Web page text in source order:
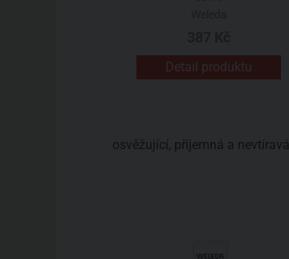
Detail produktu
osvěžující, příjemná a nevtíravá.